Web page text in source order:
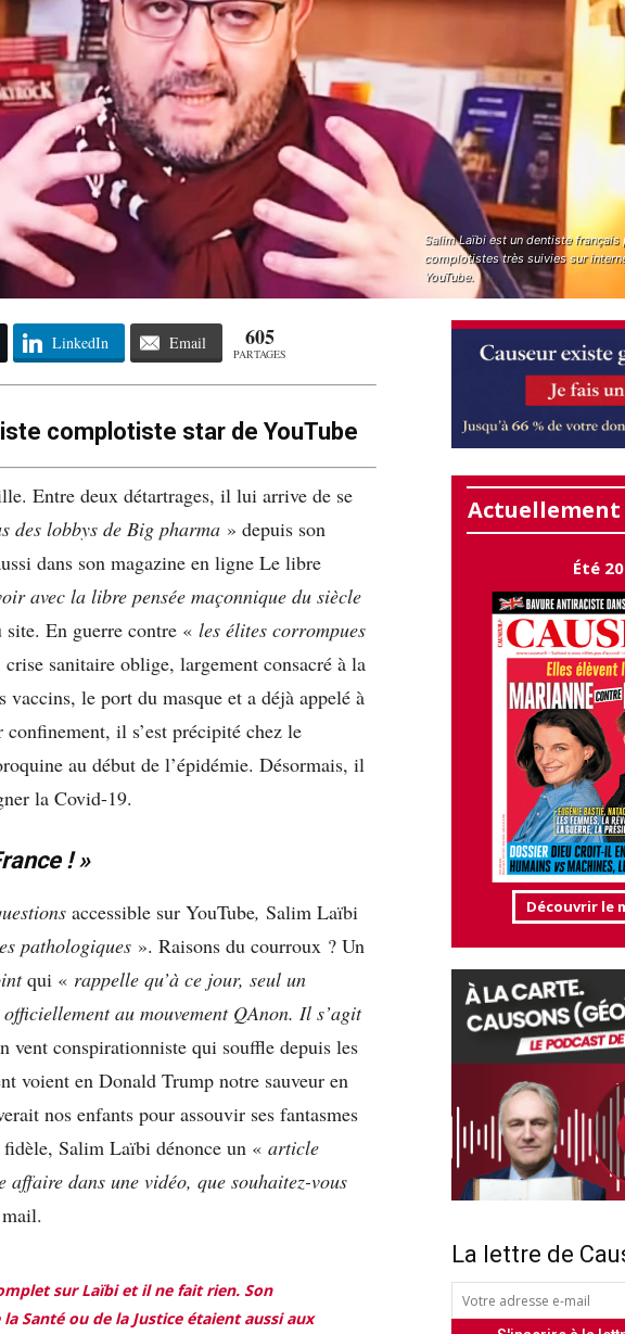
Salim Laïbi est un dentiste
complotistes très suivies sur
YouTube.
LinkedIn Email 605
PARTAGES
complotiste star de YouTube
Entre deux détartrages, il lui arrive de se
des lobbys de Big pharma » depuis son
dans son magazine en ligne Le libre
avec la libre pensée maçonnique du siècle
En guerre contre « les élites corrompues
sanitaire oblige, largement consacré à la
le port du masque et a déjà appelé à
il s’est précipité chez le
au début de l’épidémie. Désormais, il
la Covid-19.
! »
accessible sur YouTube, Salim Laïbi
pathologiques ». Raisons du courroux ? Un
qui « rappelle qu’à ce jour, seul un
au mouvement QAnon. Il s’agit
vent conspirationniste qui souffle depuis les
voient en Donald Trump notre sauveur en
nos enfants pour assouvir ses fantasmes
fidèle, Salim Laïbi dénonce un « article
affaire dans une vidéo, que souhaitez-vous
sur Laïbi et il ne fait rien. Son
Santé ou de la Justice étaient aussi aux
Actuellement
Été
Découvrir le
La lettre de